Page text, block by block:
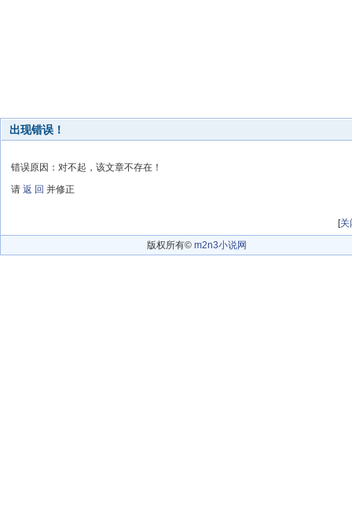
出现错误！
错误原因：对不起，该文章不存在！
请 返 回 并修正
[关
版权所有© m2n3小说网